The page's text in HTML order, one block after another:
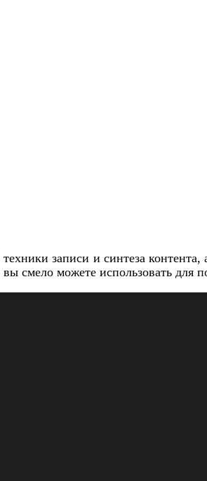
записи и синтеза контента,
смело можете использовать для